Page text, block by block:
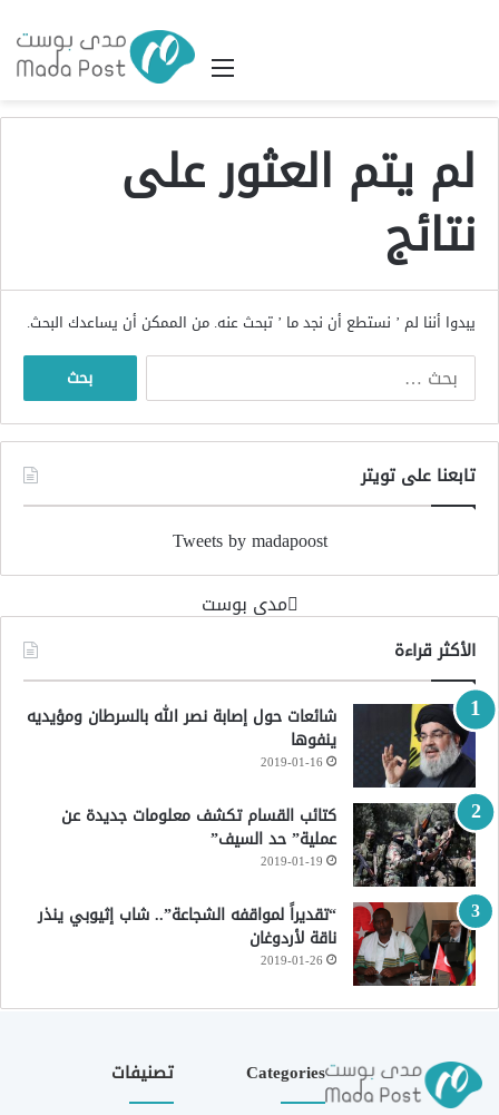
القائمة
لم يتم العثور على
نتائج
يبدوا أننا لم ’ نستطع أن نجد ما ’ تبحث عنه. من الممكن أن يساعدك البحث.
البحث
تابعنا على تويتر
Tweets by madapoost
‏مدى بوست‏
الأكثر قراءة
شائعات حول إصابة نصر الله بالسرطان ومؤيديه
ينفوها
2019-01-16
كتائب القسام تكشف معلومات جديدة عن
عملية” حد السيف”
2019-01-19
“تقديراً لمواقفه الشجاعة”.. شاب إثيوبي ينذر
ناقة لأردوغان
2019-01-26
Categories تصنيفات